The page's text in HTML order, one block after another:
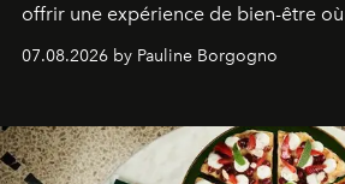
offrir une expérience de bien-être
07.08.2026 by Pauline Borgogno